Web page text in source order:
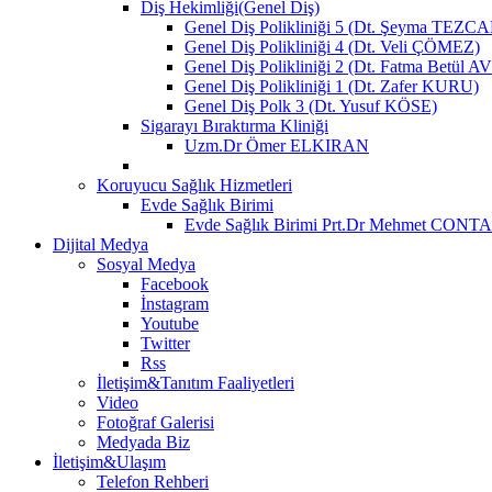
Diş Hekimliği(Genel Diş)
Genel Diş Polikliniği 5 (Dt. Şeyma
Genel Diş Polikliniği 4 (Dt. Veli ÇÖMEZ)
Genel Diş Polikliniği 2 (Dt. Fatma Betül
Genel Diş Polikliniği 1 (Dt. Zafer KURU)
Genel Diş Polk 3 (Dt. Yusuf KÖSE)
Sigarayı Bıraktırma Kliniği
Uzm.Dr Ömer ELKIRAN
Koruyucu Sağlık Hizmetleri
Evde Sağlık Birimi
Evde Sağlık Birimi Prt.Dr Mehmet
Dijital Medya
Sosyal Medya
Facebook
İnstagram
Youtube
Twitter
Rss
İletişim&Tanıtım Faaliyetleri
Video
Fotoğraf Galerisi
Medyada Biz
İletişim&Ulaşım
Telefon Rehberi